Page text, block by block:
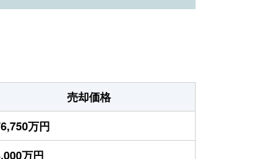
売却価格
万円
万円